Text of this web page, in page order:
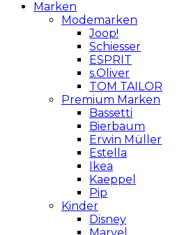
Marken
Modemarken
Joop!
Schiesser
ESPRIT
s.Oliver
TOM TAILOR
Premium Marken
Bassetti
Bierbaum
Erwin Müller
Estella
Ikea
Kaeppel
Pip
Kinder
Disney